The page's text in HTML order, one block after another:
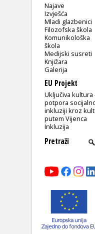
Najave
Izvješća
Mladi glazbenici
Filozofska škola
Komunikološka
škola
Medijski susreti
Knjižara
Galerija
EU Projekt
Uključiva kultura
potpora
inkluziji kroz
putem Vijenca
Inkluzija